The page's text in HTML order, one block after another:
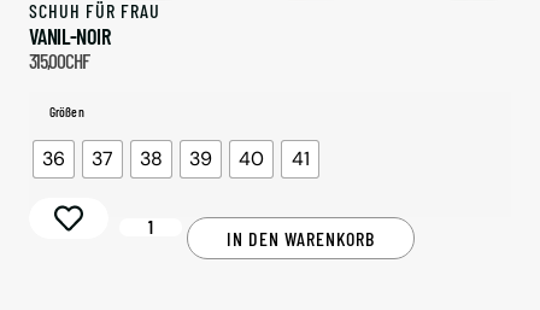
SCHUH FÜR FRAU
VANIL-NOIR
315,00CHF
Größen
36 37 38 39 40 41
IN DEN WARENKORB